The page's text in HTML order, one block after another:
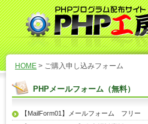
HOME > ご購入申し込みフォーム
PHPメールフォーム（無料）
【MailForm01】メールフォーム フリー